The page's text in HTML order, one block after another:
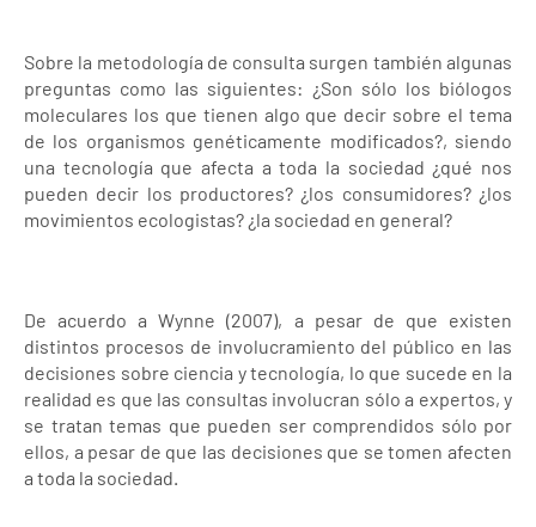
Sobre la metodología de consulta surgen también algunas
preguntas como las siguientes: ¿Son sólo los biólogos
moleculares los que tienen algo que decir sobre el tema
de los organismos genéticamente modificados?, siendo
una tecnología que afecta a toda la sociedad ¿qué nos
pueden decir los productores? ¿los consumidores? ¿los
movimientos ecologistas? ¿la sociedad en general?
De acuerdo a Wynne (2007), a pesar de que existen
distintos procesos de involucramiento del público en las
decisiones sobre ciencia y tecnología, lo que sucede en la
realidad es que las consultas involucran sólo a expertos, y
se tratan temas que pueden ser comprendidos sólo por
ellos, a pesar de que las decisiones que se tomen afecten
a toda la sociedad.